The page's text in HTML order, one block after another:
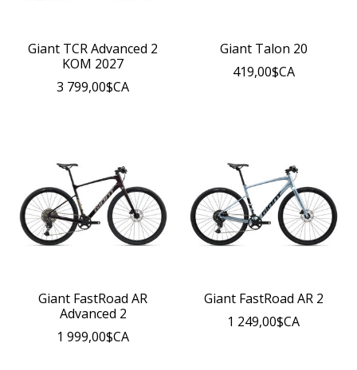
Giant TCR Advanced 2
KOM 2027
3 799,00$CA
Giant Talon 20
419,00$CA
Giant FastRoad AR
Advanced 2
1 999,00$CA
Giant FastRoad AR 2
1 249,00$CA